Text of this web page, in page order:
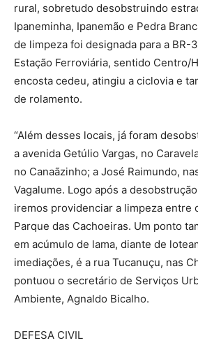
rural, sobretudo desobstruindo
Ipaneminha, Ipanemão e Pedra
de limpeza foi designada para a BR-
Estação Ferroviária, sentido Centro/
encosta cedeu, atingiu a ciclovia e
de rolamento.
“Além desses locais, já foram
a avenida Getúlio Vargas, no
no Canaãzinho; a José Raimundo,
Vagalume. Logo após a
iremos providenciar a limpeza entre
Parque das Cachoeiras. Um ponto
em acúmulo de lama, diante de
imediações, é a rua Tucanuçu, nas
pontuou o secretário de Serviços
Ambiente, Agnaldo Bicalho.
DEFESA CIVIL